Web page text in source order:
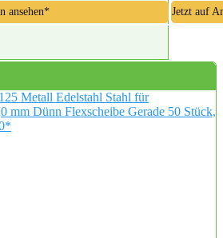
ansehen* Jetzt auf
Metall Edelstahl Stahl für
mm Dünn Flexscheibe Gerade 50 Stück,